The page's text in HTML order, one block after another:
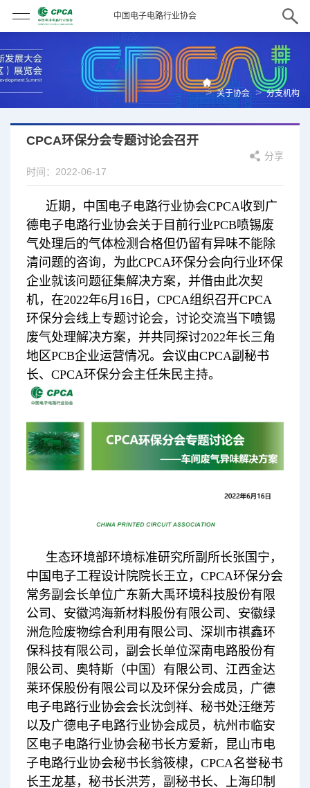
中国电子电路行业协会
> 关于协会 > 分支机构
CPCA环保分会专题讨论会召开
分享
时间：2022-06-17
近期，中国电子电路行业协会CPCA收到广
德电子电路行业协会关于目前行业PCB喷锡废
气处理后的气体检测合格但仍留有异味不能除
清问题的咨询，为此CPCA环保分会向行业环保
企业就该问题征集解决方案，并借由此次契
机，在2022年6月16日，CPCA组织召开CPCA
环保分会线上专题讨论会，讨论交流当下喷锡
废气处理解决方案，并共同探讨2022年长三角
地区PCB企业运营情况。会议由CPCA副秘书
长、CPCA环保分会主任朱民主持。
生态环境部环境标准研究所副所长张国宁，
中国电子工程设计院院长王立，CPCA环保分会
常务副会长单位广东新大禹环境科技股份有限
公司、安徽鸿海新材料股份有限公司、安徽绿
洲危险废物综合利用有限公司、深圳市祺鑫环
保科技有限公司，副会长单位深南电路股份有
限公司、奥特斯（中国）有限公司、江西金达
莱环保股份有限公司以及环保分会成员，广德
电子电路行业协会会长沈剑祥、秘书处汪继芳
以及广德电子电路行业协会成员，杭州市临安
区电子电路行业协会秘书长方爱新，昆山市电
子电路行业协会秘书长翁筱棣，CPCA名誉秘书
长王龙基，秘书长洪芳，副秘书长、上海印制